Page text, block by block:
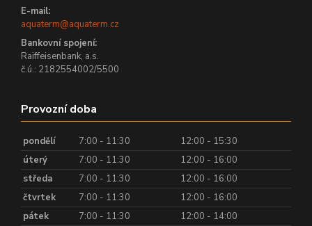
E-mail:
aquaterm@aquaterm.cz
Bankovní spojení:
Raiffeisenbank, a.s.
č.ú.: 2182554002/5500
Provozní doba
pondělí 7:00 - 11:30
12:00 - 15:30
úterý
7:00 - 11:30
12:00 - 16:00
středa
7:00 - 11:30
12:00 - 16:00
čtvrtek
7:00 - 11:30
12:00 - 16:00
pátek
7:00 - 11:30 12:00 - 14:00